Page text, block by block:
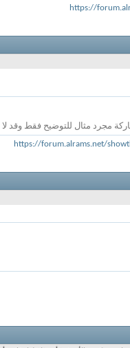
https://
مجرد مثال للتوضيح فقط وقد لا
https://forum.alrams.net/